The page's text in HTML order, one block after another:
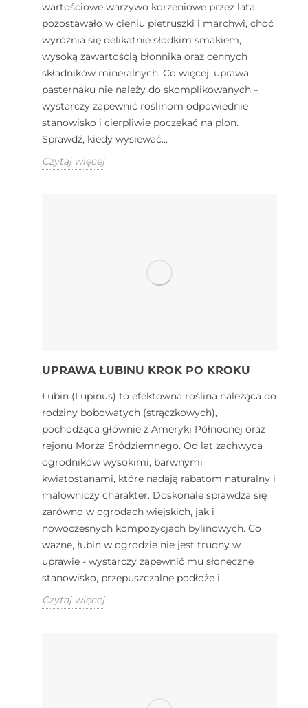
wartościowe warzywo korzeniowe przez lata
pozostawało w cieniu pietruszki i marchwi, choć
wyróżnia się delikatnie słodkim smakiem,
wysoką zawartością błonnika oraz cennych
składników mineralnych. Co więcej, uprawa
pasternaku nie należy do skomplikowanych –
wystarczy zapewnić roślinom odpowiednie
stanowisko i cierpliwie poczekać na plon.
Sprawdź, kiedy wysiewać...
Czytaj więcej
UPRAWA ŁUBINU KROK PO KROKU
Łubin (Lupinus) to efektowna roślina należąca do
rodziny bobowatych (strączkowych),
pochodząca głównie z Ameryki Północnej oraz
rejonu Morza Śródziemnego. Od lat zachwyca
ogrodników wysokimi, barwnymi
kwiatostanami, które nadają rabatom naturalny i
malowniczy charakter. Doskonale sprawdza się
zarówno w ogrodach wiejskich, jak i
nowoczesnych kompozycjach bylinowych. Co
ważne, łubin w ogrodzie nie jest trudny w
uprawie - wystarczy zapewnić mu słoneczne
stanowisko, przepuszczalne podłoże i...
Czytaj więcej